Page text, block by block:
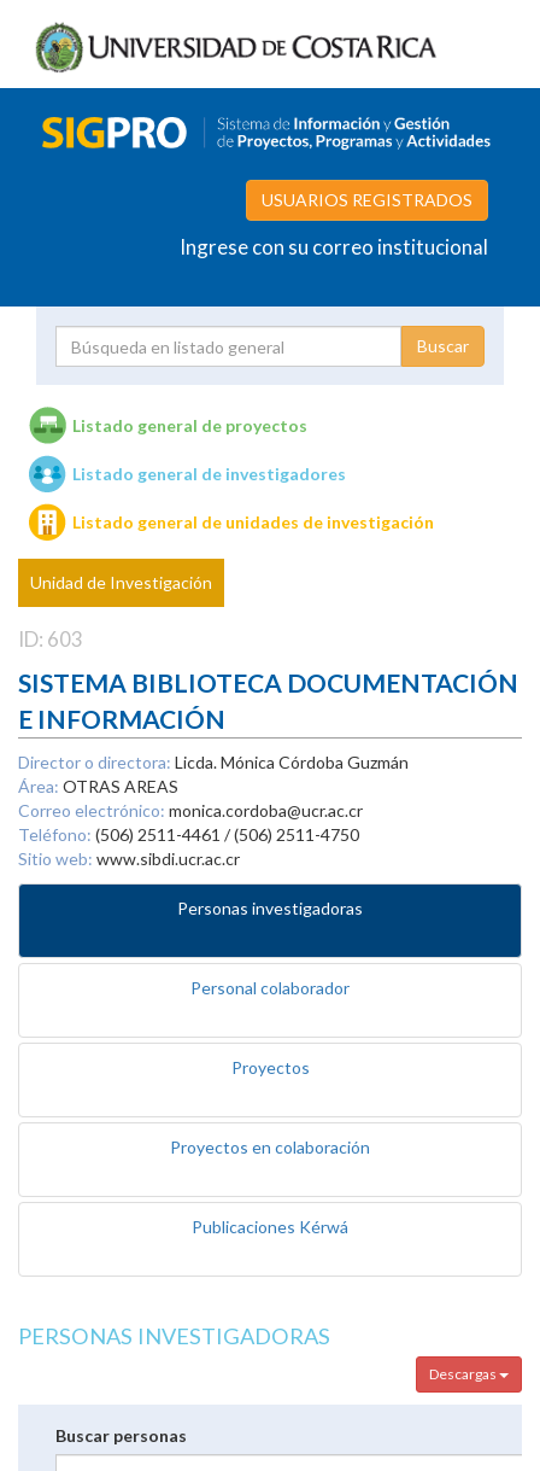
USUARIOS REGISTRADOS
Ingrese con su correo institucional
Unidades de investigación
Listado general de proyectos
Listado general de investigadores
Listado general de unidades de investigación
Unidad de Investigación
ID: 603
SISTEMA BIBLIOTECA DOCUMENTACIÓN
E INFORMACIÓN
Director o directora: Licda. Mónica Córdoba Guzmán
Área: OTRAS AREAS
Correo electrónico: monica.cordoba@ucr.ac.cr
Teléfono: (506) 2511-4461 / (506) 2511-4750
Sitio web: www.sibdi.ucr.ac.cr
Personas investigadoras
Personal colaborador
Proyectos
Proyectos en colaboración
Publicaciones Kérwá
PERSONAS INVESTIGADORAS
Descargas
Buscar personas